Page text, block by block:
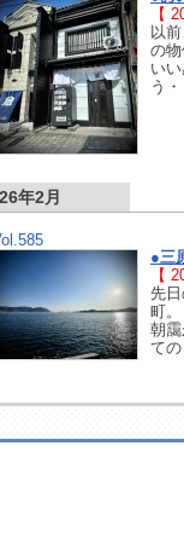
【
以
の
い
う
年2月
●三
【
先
町。
朝
て